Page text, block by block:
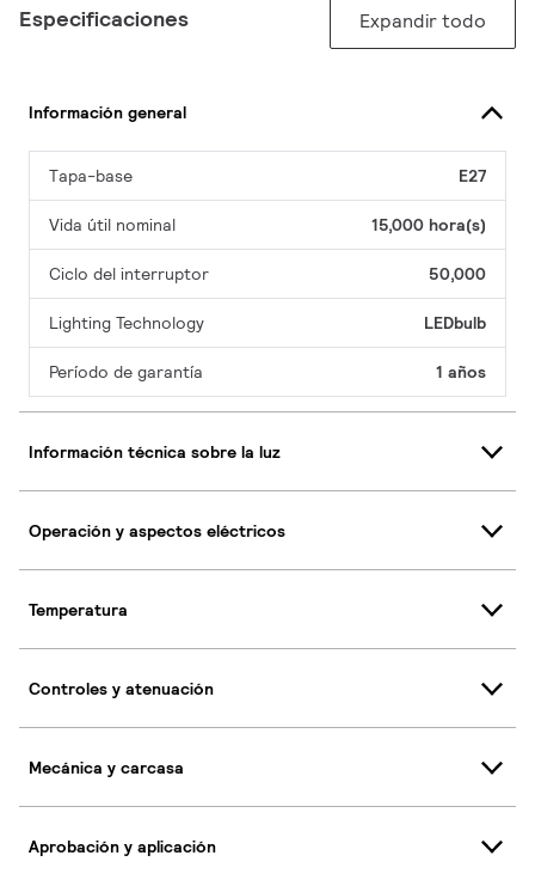
Especificaciones Expandir todo
Información general
Tapa-base E27
Vida útil nominal 15,000 hora(s)
Ciclo del interruptor 50,000
Lighting Technology LEDbulb
Período de garantía 1 años
Información técnica sobre la luz
Operación y aspectos eléctricos
Temperatura
Controles y atenuación
Mecánica y carcasa
Aprobación y aplicación